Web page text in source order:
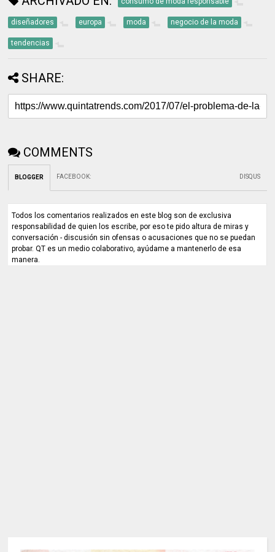
diseñadores europa moda negocio de la moda
tendencias
SHARE:
COMMENTS
BLOGGER FACEBOOK: DISQUS
Todos los comentarios realizados en este blog son de exclusiva
responsabilidad de quien los escribe, por eso te pido altura de miras y
conversación - discusión sin ofensas o acusaciones que no se puedan
probar. QT es un medio colaborativo, ayúdame a mantenerlo de esa
manera.